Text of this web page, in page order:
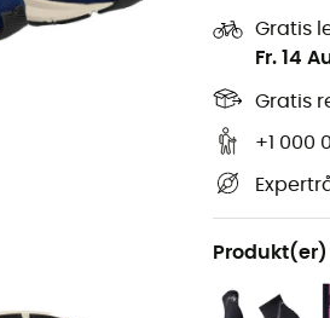
Gratis
Fr. 14
Gratis
+1 000